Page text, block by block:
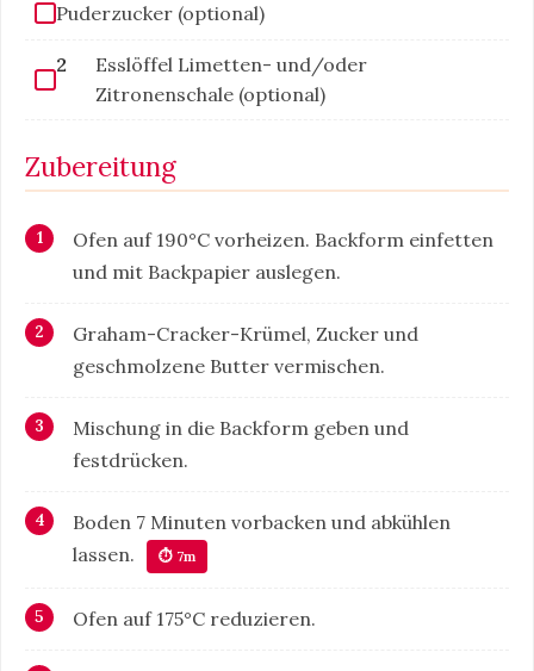
Puderzucker (optional)
2
Esslöffel Limetten- und/oder
Zitronenschale (optional)
Zubereitung
Ofen auf 190°C vorheizen. Backform einfetten
und mit Backpapier auslegen.
Graham-Cracker-Krümel, Zucker und
geschmolzene Butter vermischen.
Mischung in die Backform geben und
festdrücken.
Boden 7 Minuten vorbacken und abkühlen
lassen.
⏱ 7m
Ofen auf 175°C reduzieren.